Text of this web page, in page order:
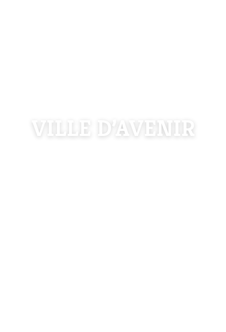
VILLE D’AVENIR